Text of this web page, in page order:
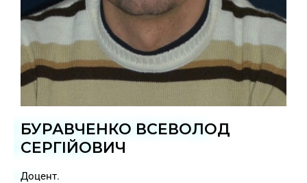
БУРАВЧЕНКО ВСЕВОЛОД
СЕРГІЙОВИЧ
Доцент.